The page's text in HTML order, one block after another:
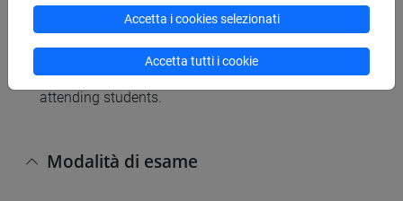
classes (“non frequentanti”) are advised to see the
instructor during his office hours or by appointment
(not via email) for additional bibliography. The
exam will contain specific questions for non-
attending students.
Modalità di esame
Accetta i cookies selezionati
Accetta tutti i cookie